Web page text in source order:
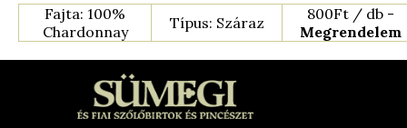
Fajta: 100%
Chardonnay
Típus: Száraz
800Ft / db -
Megrendelem